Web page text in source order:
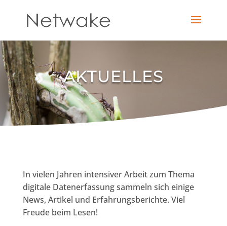
AKTUELLES
In vielen Jahren intensiver Arbeit zum Thema
digitale Datenerfassung sammeln sich einige
News, Artikel und Erfahrungsberichte. Viel
Freude beim Lesen!